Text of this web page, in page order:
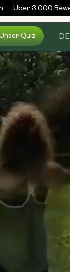
3.000
Quiz DE